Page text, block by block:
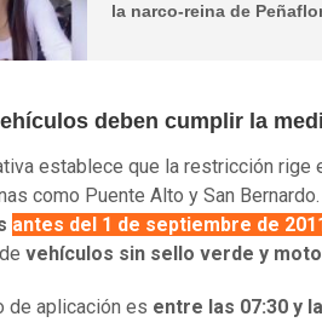
la narco-reina de
deben cumplir la
establece que la restricción rige
como Puente Alto y San
antes del 1 de septiembre de
vehículos sin sello verde y
de aplicación es entre las 07:30 y